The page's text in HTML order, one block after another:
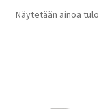
Muovitarrat &
Näytetään ainoa